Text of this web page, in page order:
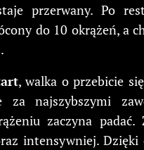
przerwany. Po
do 10 okrążeń, a
, walka o przebicie
za najszybszymi
zaczyna padać.
intensywniej. Dzięki